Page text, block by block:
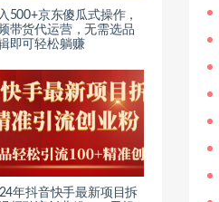
500+京东傻瓜式操作，
带货代运营，无需选品
即可轻松躺赚
年抖音快手最新项目拆